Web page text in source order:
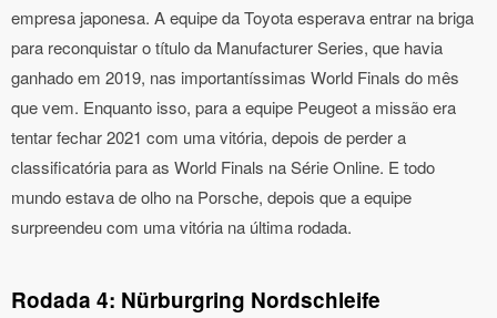
empresa japonesa. A equipe da Toyota esperava entrar na briga
para reconquistar o título da Manufacturer Series, que havia
ganhado em 2019, nas importantíssimas World Finals do mês
que vem. Enquanto isso, para a equipe Peugeot a missão era
tentar fechar 2021 com uma vitória, depois de perder a
classificatória para as World Finals na Série Online. E todo
mundo estava de olho na Porsche, depois que a equipe
surpreendeu com uma vitória na última rodada.
Rodada 4: Nürburgring Nordschleife